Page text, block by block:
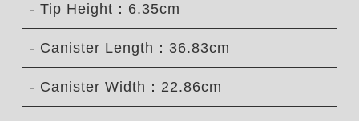
- Tip Height：6.35cm
- Canister Length：36.83cm
- Canister Width：22.86cm